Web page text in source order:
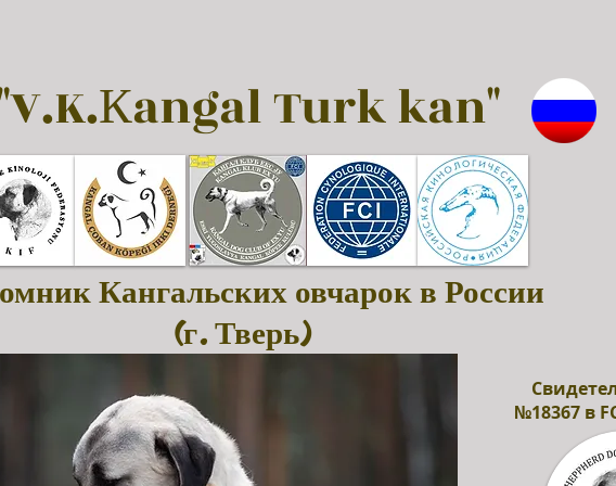
Turk kan"
Кангальских овчарок в России
(г. Тверь)
№18367 в